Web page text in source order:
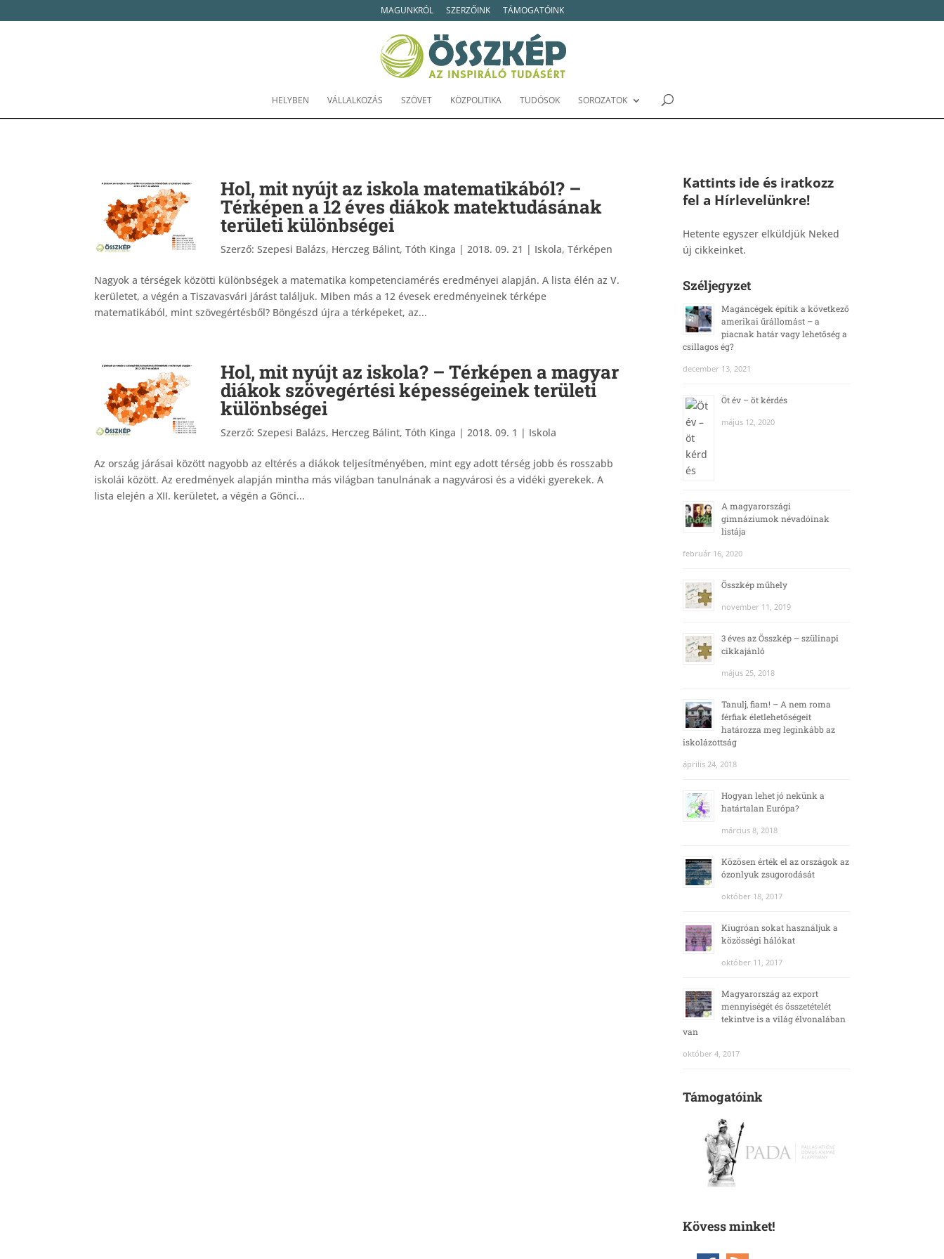
MAGUNKRÓL SZERZŐINK TÁMOGATÓINK
HELYBEN VÁLLALKOZÁS SZÖVET KÖZPOLITIKA TUDÓSOK SOROZATOK
Hol, mit nyújt az iskola matematikából? –
Térképen a 12 éves diákok matektudásának
területi különbségei
Szerző:Szepesi Balázs, Herczeg Bálint, Tóth Kinga |2018. 09. 21 | Iskola,Térképen
Nagyok a térségek közötti különbségek a matematika kompetenciamérés eredményei alapján. A lista élén az V.
kerületet, a végén a Tiszavasvári járást találjuk. Miben más a 12 évesek eredményeinek térképe
matematikából, mint szövegértésből? Böngészd újra a térképeket, az...
Hol, mit nyújt az iskola? – Térképen a magyar
diákok szövegértési képességeinek területi
különbségei
Szerző:Szepesi Balázs, Herczeg Bálint, Tóth Kinga |2018. 09. 1 | Iskola
Az ország járásai között nagyobb az eltérés a diákok teljesítményében, mint egy adott térség jobb és rosszabb
iskolái között. Az eredmények alapján mintha más világban tanulnának a nagyvárosi és a vidéki gyerekek. A
lista elején a XII. kerületet, a végén a Gönci...
Kattints ide és iratkozz
fel a Hírlevelünkre!
Hetente egyszer elküldjük Neked
új cikkeinket.
Széljegyzet
Magáncégek építik a következő
amerikai űrállomást – a
piacnak határ vagy lehetőség a
csillagos ég?
december 13, 2021
Öt év – öt kérdés
május 12, 2020
A magyarországi
gimnáziumok névadóinak
listája
február 16, 2020
Összkép műhely
november 11, 2019
3 éves az Összkép – szülinapi
cikkajánló
május 25, 2018
Tanulj, fiam! – A nem roma
férfiak életlehetőségeit
határozza meg leginkább az
iskolázottság
április 24, 2018
Hogyan lehet jó nekünk a
határtalan Európa?
március 8, 2018
Közösen érték el az országok az
ózonlyuk zsugorodását
október 18, 2017
Kiugróan sokat használjuk a
közösségi hálókat
október 11, 2017
Magyarország az export
mennyiségét és összetételét
tekintve is a világ élvonalában
van
október 4, 2017
Támogatóink
Kövess minket!